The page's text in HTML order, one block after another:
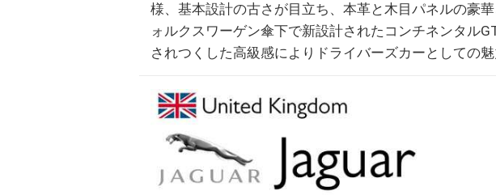
様、基本設計の古さが目立ち、本革と木目パネルの豪
ォルクスワーゲン傘下で新設計されたコンチネンタル
されつくした高級感によりドライバーズカーとしての魅